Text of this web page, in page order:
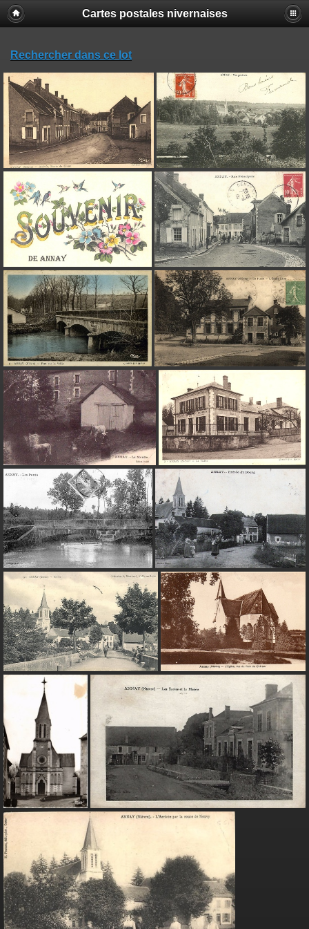
Cartes postales nivernaises
Rechercher dans ce lot